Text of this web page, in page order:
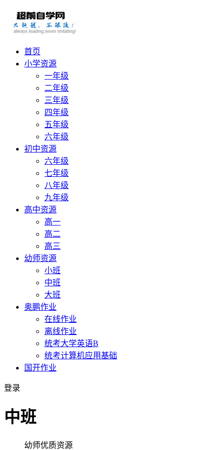
首页
小学资源
一年级
二年级
三年级
四年级
五年级
六年级
初中资源
六年级
七年级
八年级
九年级
高中资源
高一
高二
高三
幼师资源
小班
中班
大班
奥鹏作业
在线作业
离线作业
统考大学英语B
统考计算机应用基础
国开作业
登录
中班
幼师优质资源